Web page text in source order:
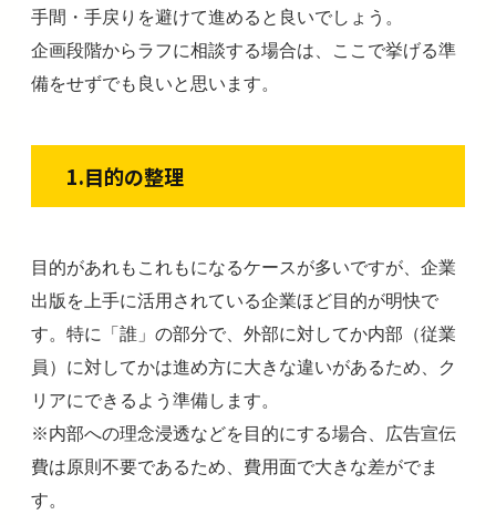
手間・手戻りを避けて進めると良いでしょう。
企画段階からラフに相談する場合は、ここで挙げる準
備をせずでも良いと思います。
1.目的の整理
目的があれもこれもになるケースが多いですが、企業
出版を上手に活用されている企業ほど目的が明快で
す。特に「誰」の部分で、外部に対してか内部（従業
員）に対してかは進め方に大きな違いがあるため、ク
リアにできるよう準備します。
※内部への理念浸透などを目的にする場合、広告宣伝
費は原則不要であるため、費用面で大きな差がでま
す。